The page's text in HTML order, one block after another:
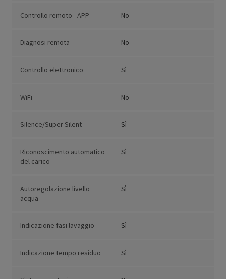
Controllo remoto - APP No
Diagnosi remota No
Controllo elettronico Sì
WiFi No
Silence/Super Silent Sì
Riconoscimento automatico
del carico
Sì
Autoregolazione livello
acqua
Sì
Indicazione fasi lavaggio Sì
Indicazione tempo residuo Sì